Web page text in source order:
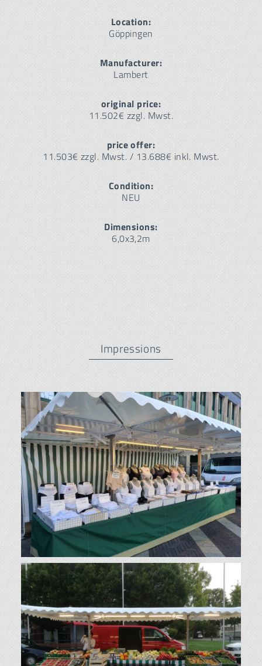
Location:
Göppingen
Manufacturer:
Lambert
original price:
11.502€ zzgl. Mwst.
price offer:
11.503€ zzgl. Mwst. / 13.688€ inkl. Mwst.
Condition:
NEU
Dimensions:
6,0x3,2m
Impressions